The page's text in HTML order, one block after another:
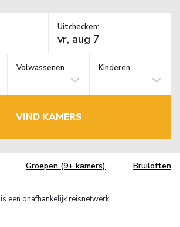
Uitchecken:
Volwassenen Kinderen
VIND KAMERS
Groepen (9+ kamers) Bruiloften
is een onafhankelijk reisnetwerk.